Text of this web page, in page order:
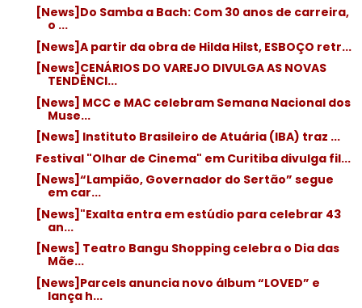
[News]Do Samba a Bach: Com 30 anos de carreira,
o ...
[News]A partir da obra de Hilda Hilst, ESBOÇO retr...
[News]CENÁRIOS DO VAREJO DIVULGA AS NOVAS
TENDÊNCI...
[News] MCC e MAC celebram Semana Nacional dos
Muse...
[News] Instituto Brasileiro de Atuária (IBA) traz ...
Festival "Olhar de Cinema" em Curitiba divulga fil...
[News]“Lampião, Governador do Sertão” segue
em car...
[News]"Exalta entra em estúdio para celebrar 43
an...
[News] Teatro Bangu Shopping celebra o Dia das
Mãe...
[News]Parcels anuncia novo álbum “LOVED” e
lança h...